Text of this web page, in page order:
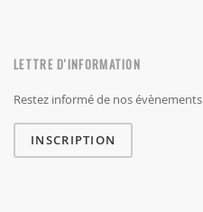
LETTRE D'INFORMATION
Restez informé de nos évènements
INSCRIPTION